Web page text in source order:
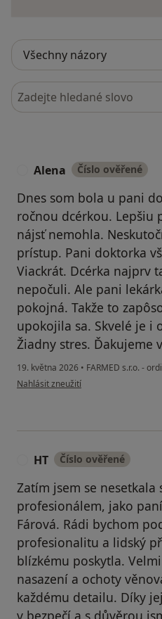
Hledejte v názorech
Alena Číslo ověřené
Dnes som bola u pani
ročnou dcérkou. Lepšiu
nájsť nemohla.
prístup. Pani doktorka
Viackrát. Dcérka najprv
nepočuli. Ale pani
pokojná. Takže to
upokojila sa. Skvelé je i
Žiadny stres. Ďakujeme
19. května 2026 • FARMED s.r.o. -
podle názoru uživatele Alena
Nahlásit zneužití
HT Číslo ověřené
Zatím jsem se nesetkala
profesionálem, jako
Fárová. Rádi bychom
profesionalitu a lidský
blízkému poskytla.
nasazení a ochoty
každému detailu. Díky